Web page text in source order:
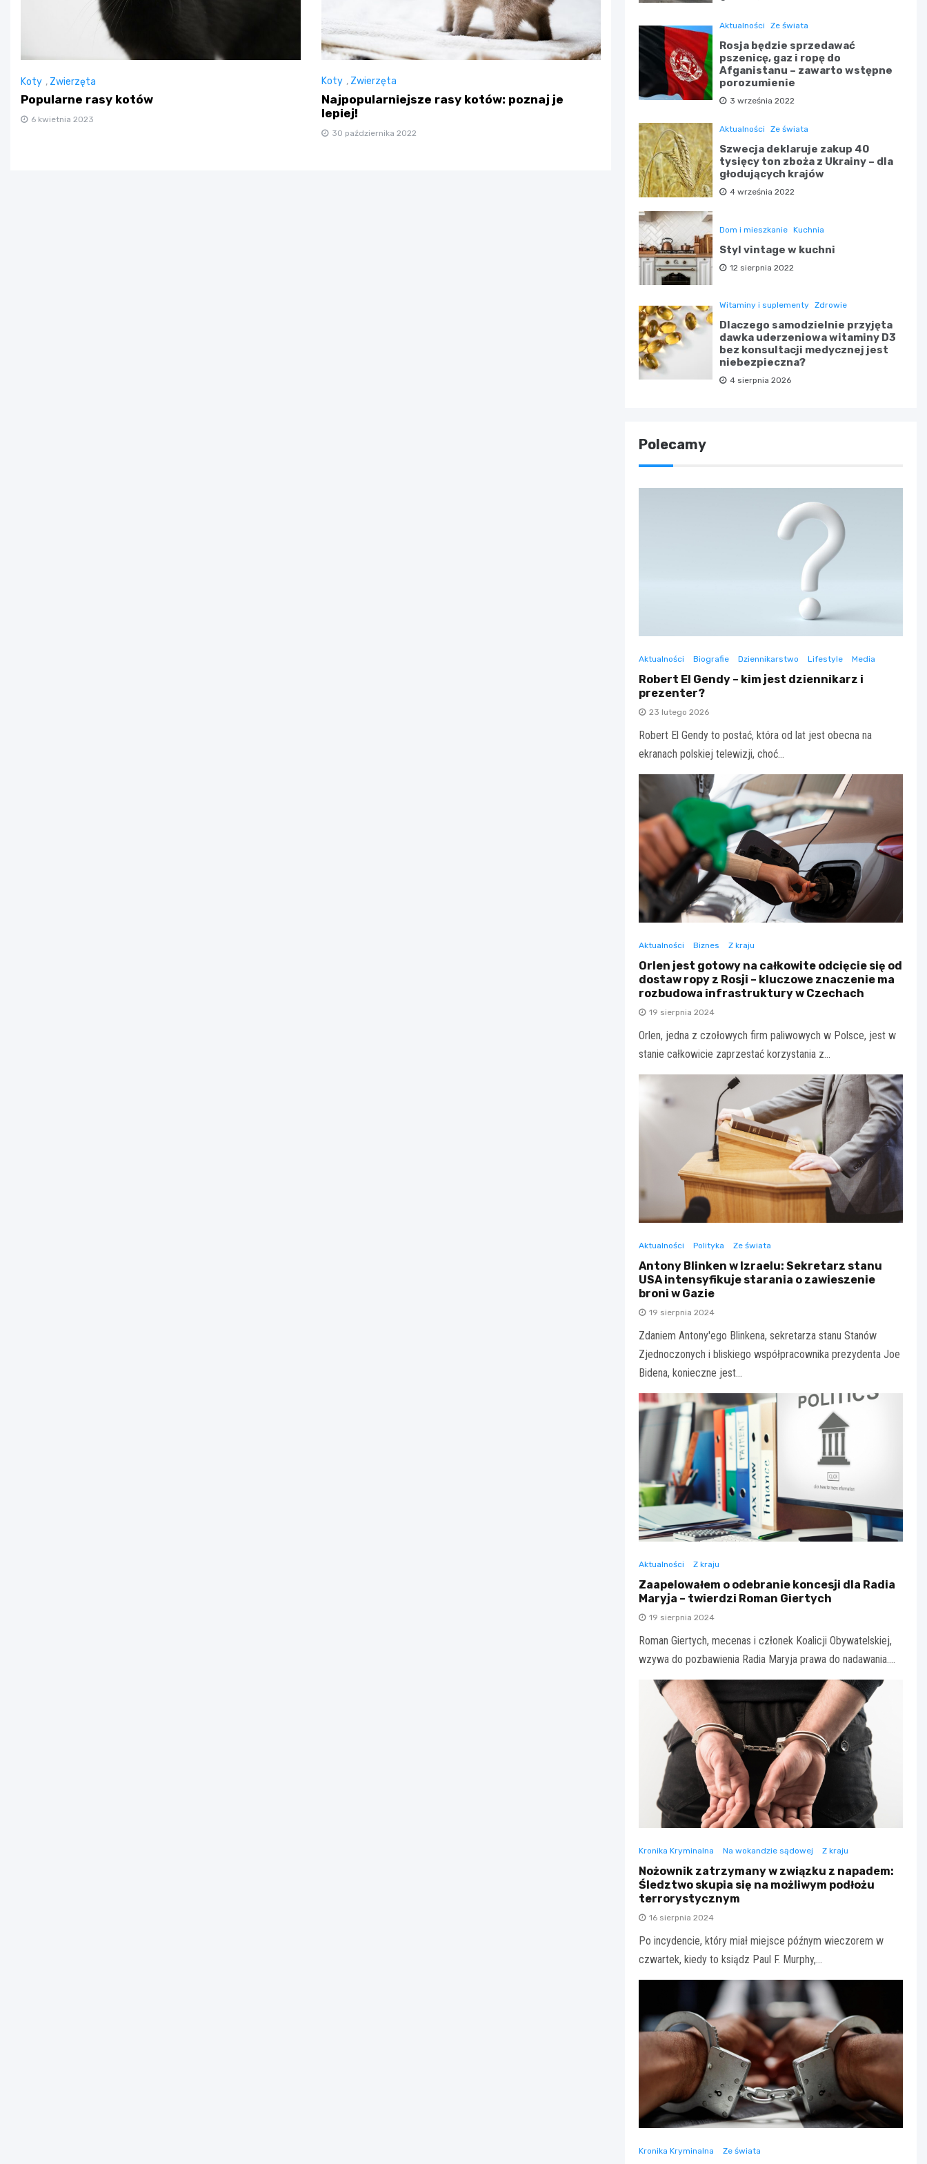
Koty , Zwierzęta
Popularne rasy kotów
6 kwietnia 2023
Koty , Zwierzęta
Najpopularniejsze rasy kotów: poznaj je
lepiej!
30 października 2022
Aktualności Ze świata
Rosja będzie sprzedawać
pszenicę, gaz i ropę do
Afganistanu – zawarto wstępne
porozumienie
3 września 2022
Aktualności Ze świata
Szwecja deklaruje zakup 40
tysięcy ton zboża z Ukrainy – dla
głodujących krajów
4 września 2022
Dom i mieszkanie Kuchnia
Styl vintage w kuchni
12 sierpnia 2022
Witaminy i suplementy Zdrowie
Dlaczego samodzielnie przyjęta
dawka uderzeniowa witaminy D3
bez konsultacji medycznej jest
niebezpieczna?
4 sierpnia 2026
Polecamy
Aktualności Biografie Dziennikarstwo Lifestyle Media
Robert El Gendy – kim jest dziennikarz i
prezenter?
23 lutego 2026
Robert El Gendy to postać, która od lat jest obecna na
ekranach polskiej telewizji, choć…
Aktualności Biznes Z kraju
Orlen jest gotowy na całkowite odcięcie się od
dostaw ropy z Rosji – kluczowe znaczenie ma
rozbudowa infrastruktury w Czechach
19 sierpnia 2024
Orlen, jedna z czołowych firm paliwowych w Polsce, jest w
stanie całkowicie zaprzestać korzystania z…
Aktualności Polityka Ze świata
Antony Blinken w Izraelu: Sekretarz stanu
USA intensyfikuje starania o zawieszenie
broni w Gazie
19 sierpnia 2024
Zdaniem Antony'ego Blinkena, sekretarza stanu Stanów
Zjednoczonych i bliskiego współpracownika prezydenta Joe
Bidena, konieczne jest…
Aktualności Z kraju
Zaapelowałem o odebranie koncesji dla Radia
Maryja – twierdzi Roman Giertych
19 sierpnia 2024
Roman Giertych, mecenas i członek Koalicji Obywatelskiej,
wzywa do pozbawienia Radia Maryja prawa do nadawania.…
Kronika Kryminalna Na wokandzie sądowej Z kraju
Nożownik zatrzymany w związku z napadem:
Śledztwo skupia się na możliwym podłożu
terrorystycznym
16 sierpnia 2024
Po incydencie, który miał miejsce późnym wieczorem w
czwartek, kiedy to ksiądz Paul F. Murphy,…
Kronika Kryminalna Ze świata